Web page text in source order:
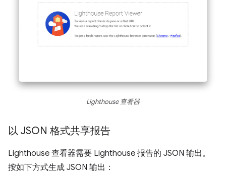
Lighthouse 查看器
以 JSON 格式共享报告
Lighthouse 查看器需要 Lighthouse 报告的 JSON 输出。
按如下方式生成 JSON 输出：